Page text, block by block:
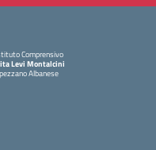
Comprensivo
Levi Montalcini
Albanese
— Visita la pagina iniziale della scuola